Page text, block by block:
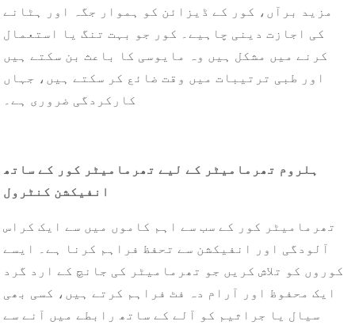
مزید برآں، کور کے ڈیزائن کو ہموار جگہ اور ہٹانے
کی اجازت دینی چاہیے۔ کور جو بہت تنگ یا استعمال
کرنے میں مشکل ہیں وہ مایوسی کا باعث بن سکتے ہیں
اور طبی ترتیبات میں وقت ضائع کر سکتے ہیں، جہاں
کارکردگی ضروری ہے۔
ہلروم تھرمامیٹر کے لیے تھرمامیٹر کور کے ساتھ
انفیکشن کنٹرول
تھرمامیٹر کور کے سب سے اہم کاموں میں سے ایک کراس
آلودگی اور انفیکشن سے تحفظ فراہم کرنا ہے۔ ایسے
کوروں کو تلاش کریں جو تھرمامیٹر کی جانچ کے ارد گرد
ایک محفوظ اور آرام دہ فٹ فراہم کرتے ہیں، کسی بھی
سیال یا جراثیم کو آلے کے ساتھ رابطے میں آنے سے